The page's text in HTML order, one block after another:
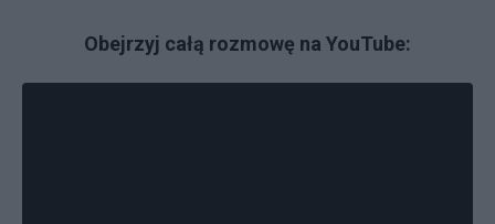
Obejrzyj całą rozmowę na YouTube: